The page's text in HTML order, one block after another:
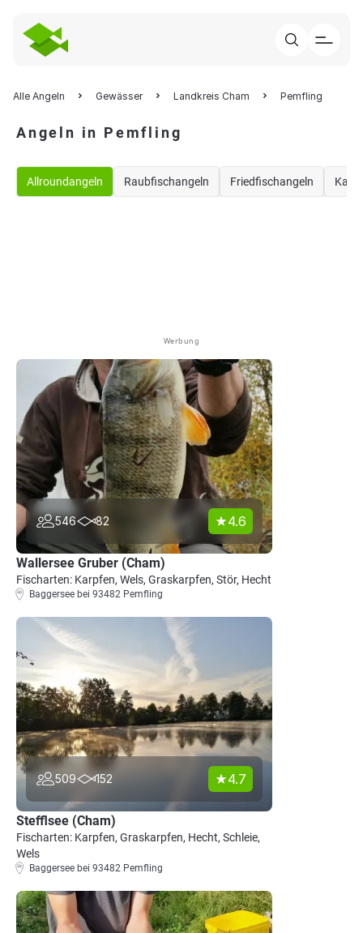
Alle Angeln Gewässer Landkreis Cham Pemfling
Angeln in Pemfling
Allroundangeln Raubfischangeln Friedfischangeln
Werbung
546 82 4.6
Wallersee Gruber (Cham)
Fischarten: Karpfen, Wels, Graskarpfen, Stör, Hecht
Baggersee bei 93482 Pemfling
509 152 4.7
Stefflsee (Cham)
Fischarten: Karpfen, Graskarpfen, Hecht, Schleie,
Wels
Baggersee bei 93482 Pemfling